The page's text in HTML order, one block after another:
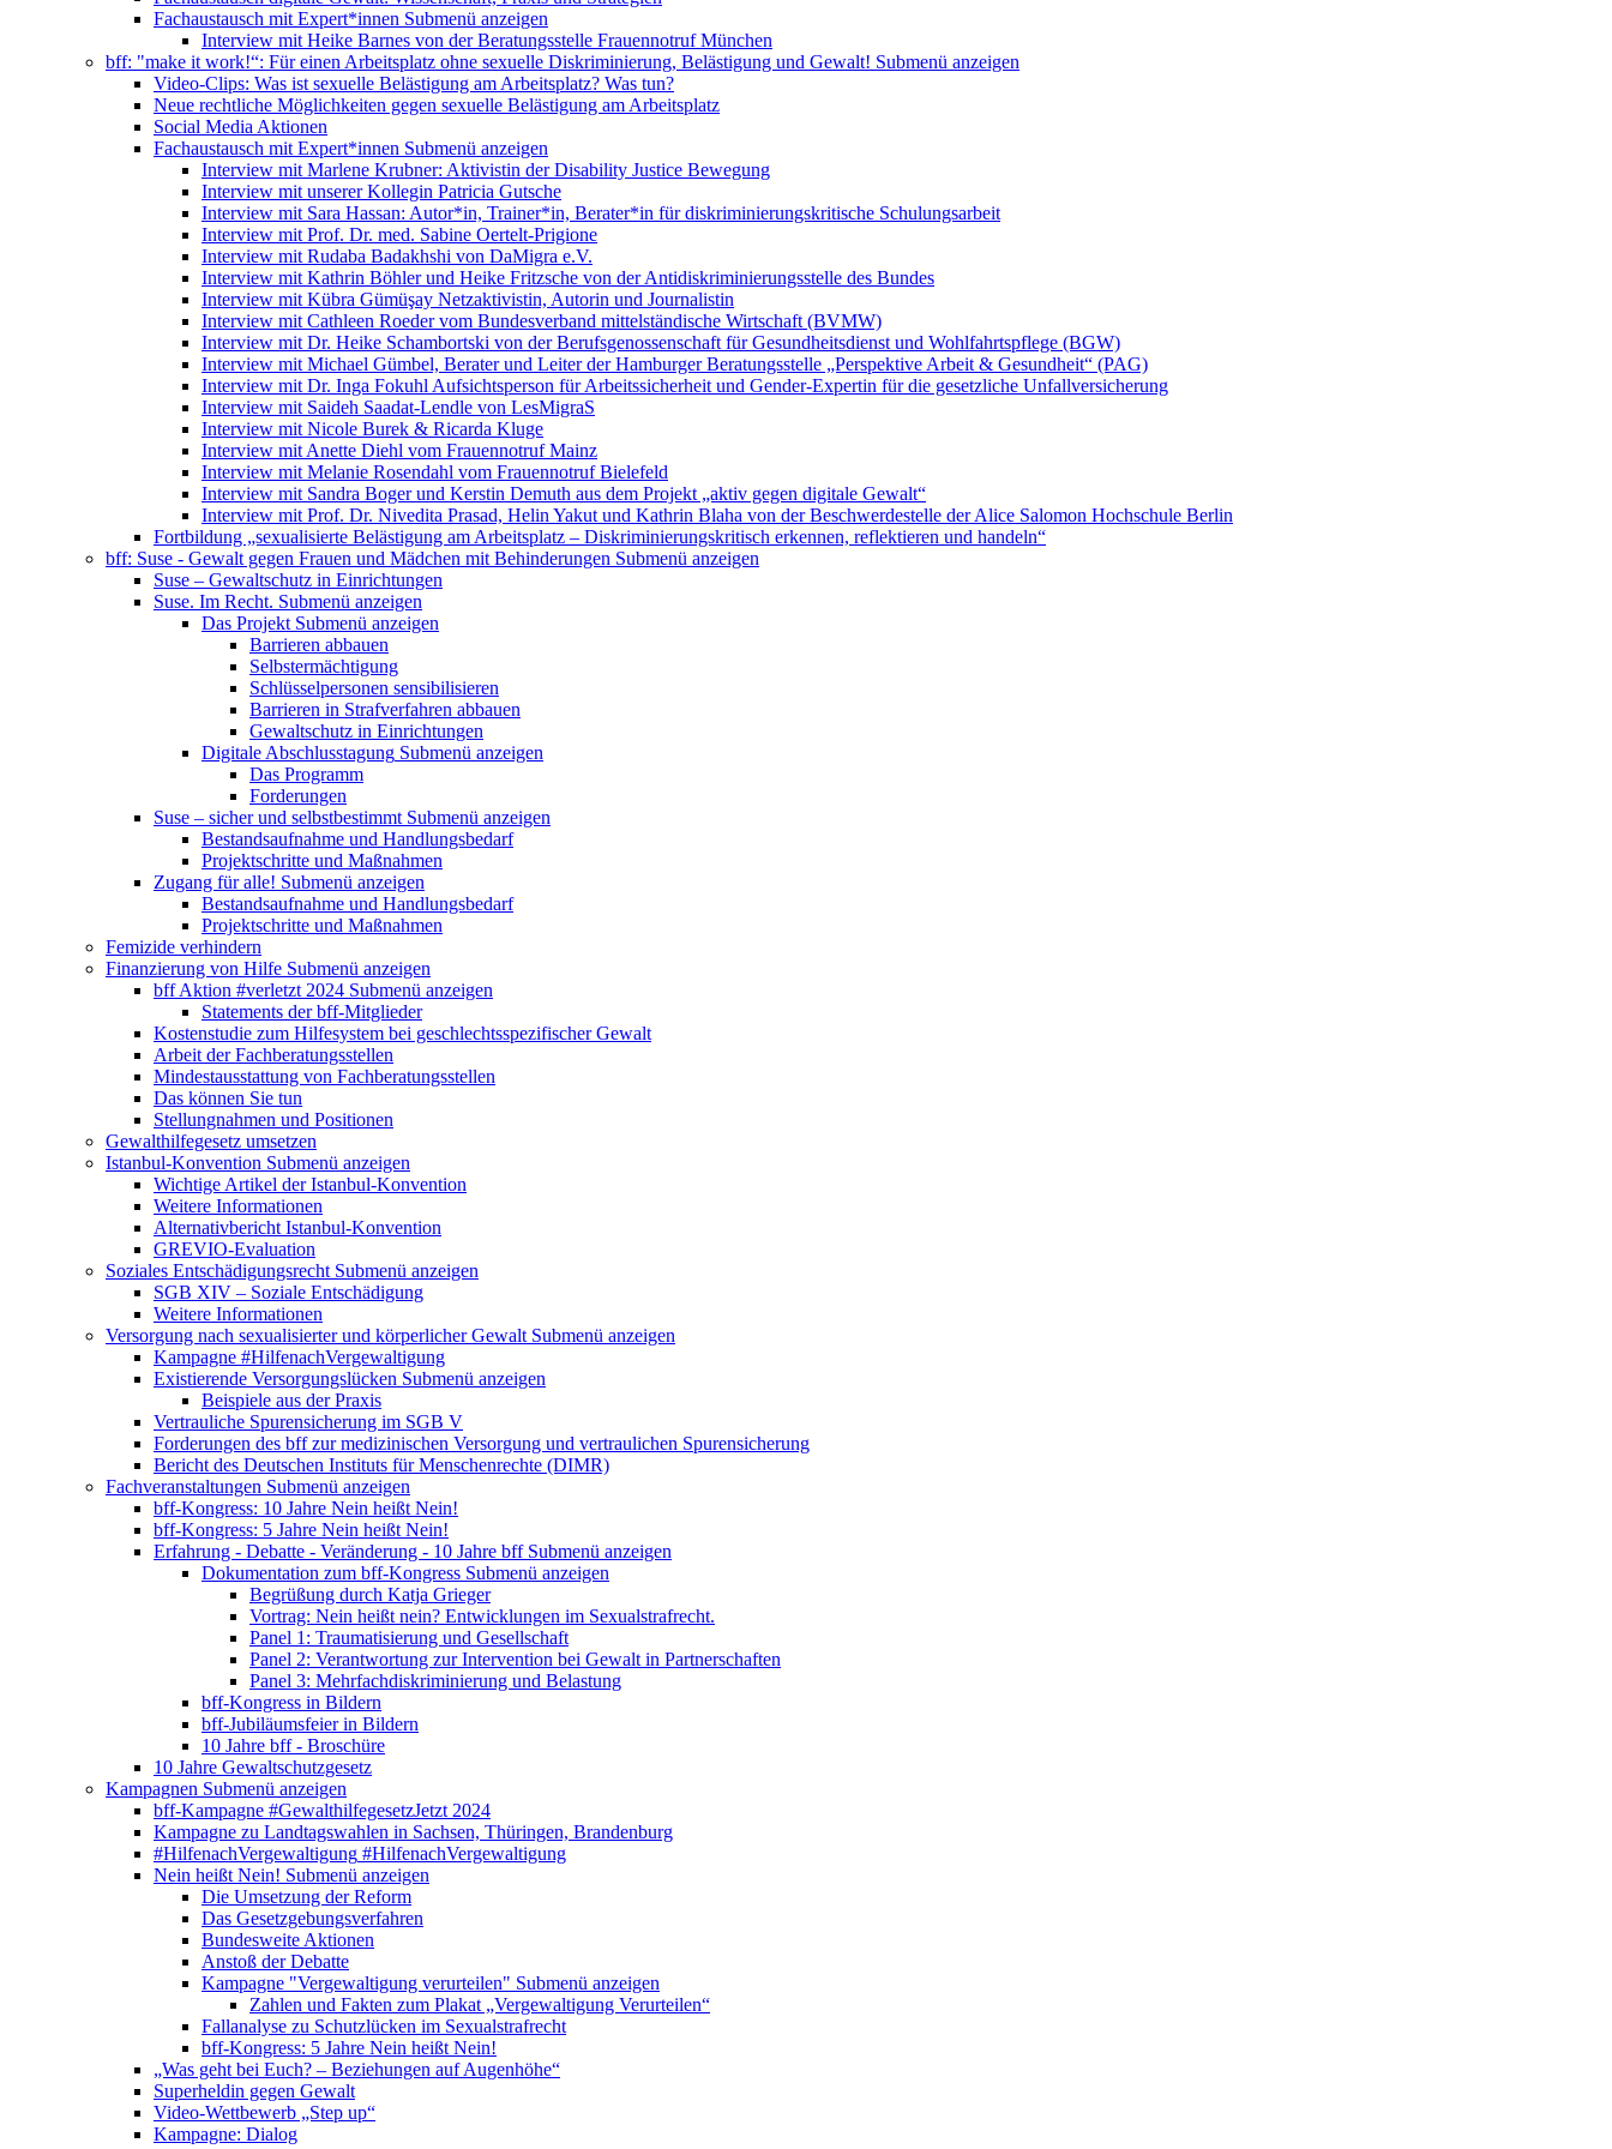
Fachaustausch mit Expert*innen Submenü anzeigen
Interview mit Heike Barnes von der Beratungsstelle Frauennotruf München
bff: "make it work!“: Für einen Arbeitsplatz ohne sexuelle Diskriminierung, Belästigung und Gewalt! Submenü anzeigen
Video-Clips: Was ist sexuelle Belästigung am Arbeitsplatz? Was tun?
Neue rechtliche Möglichkeiten gegen sexuelle Belästigung am Arbeitsplatz
Social Media Aktionen
Fachaustausch mit Expert*innen Submenü anzeigen
Interview mit Marlene Krubner: Aktivistin der Disability Justice Bewegung
Interview mit unserer Kollegin Patricia Gutsche
Interview mit Sara Hassan: Autor*in, Trainer*in, Berater*in für diskriminierungskritische Schulungsarbeit
Interview mit Prof. Dr. med. Sabine Oertelt-Prigione
Interview mit Rudaba Badakhshi von DaMigra e.V.
Interview mit Kathrin Böhler und Heike Fritzsche von der Antidiskriminierungsstelle des Bundes
Interview mit Kübra Gümüşay Netzaktivistin, Autorin und Journalistin
Interview mit Cathleen Roeder vom Bundesverband mittelständische Wirtschaft (BVMW)
Interview mit Dr. Heike Schambortski von der Berufsgenossenschaft für Gesundheitsdienst und Wohlfahrtspflege (BGW)
Interview mit Michael Gümbel, Berater und Leiter der Hamburger Beratungsstelle „Perspektive Arbeit & Gesundheit“ (PAG)
Interview mit Dr. Inga Fokuhl Aufsichtsperson für Arbeitssicherheit und Gender-Expertin für die gesetzliche Unfallversicherung
Interview mit Saideh Saadat-Lendle von LesMigraS
Interview mit Nicole Burek & Ricarda Kluge
Interview mit Anette Diehl vom Frauennotruf Mainz
Interview mit Melanie Rosendahl vom Frauennotruf Bielefeld
Interview mit Sandra Boger und Kerstin Demuth aus dem Projekt „aktiv gegen digitale Gewalt“
Interview mit Prof. Dr. Nivedita Prasad, Helin Yakut und Kathrin Blaha von der Beschwerdestelle der Alice Salomon Hochschule Berlin
Fortbildung „sexualisierte Belästigung am Arbeitsplatz – Diskriminierungskritisch erkennen, reflektieren und handeln“
bff: Suse - Gewalt gegen Frauen und Mädchen mit Behinderungen Submenü anzeigen
Suse – Gewaltschutz in Einrichtungen
Suse. Im Recht. Submenü anzeigen
Das Projekt Submenü anzeigen
Barrieren abbauen
Selbstermächtigung
Schlüsselpersonen sensibilisieren
Barrieren in Strafverfahren abbauen
Gewaltschutz in Einrichtungen
Digitale Abschlusstagung Submenü anzeigen
Das Programm
Forderungen
Suse – sicher und selbstbestimmt Submenü anzeigen
Bestandsaufnahme und Handlungsbedarf
Projektschritte und Maßnahmen
Zugang für alle! Submenü anzeigen
Bestandsaufnahme und Handlungsbedarf
Projektschritte und Maßnahmen
Femizide verhindern
Finanzierung von Hilfe Submenü anzeigen
bff Aktion #verletzt 2024 Submenü anzeigen
Statements der bff-Mitglieder
Kostenstudie zum Hilfesystem bei geschlechtsspezifischer Gewalt
Arbeit der Fachberatungsstellen
Mindestausstattung von Fachberatungsstellen
Das können Sie tun
Stellungnahmen und Positionen
Gewalthilfegesetz umsetzen
Istanbul-Konvention Submenü anzeigen
Wichtige Artikel der Istanbul-Konvention
Weitere Informationen
Alternativbericht Istanbul-Konvention
GREVIO-Evaluation
Soziales Entschädigungsrecht Submenü anzeigen
SGB XIV – Soziale Entschädigung
Weitere Informationen
Versorgung nach sexualisierter und körperlicher Gewalt Submenü anzeigen
Kampagne #HilfenachVergewaltigung
Existierende Versorgungslücken Submenü anzeigen
Beispiele aus der Praxis
Vertrauliche Spurensicherung im SGB V
Forderungen des bff zur medizinischen Versorgung und vertraulichen Spurensicherung
Bericht des Deutschen Instituts für Menschenrechte (DIMR)
Fachveranstaltungen Submenü anzeigen
bff-Kongress: 10 Jahre Nein heißt Nein!
bff-Kongress: 5 Jahre Nein heißt Nein!
Erfahrung - Debatte - Veränderung - 10 Jahre bff Submenü anzeigen
Dokumentation zum bff-Kongress Submenü anzeigen
Begrüßung durch Katja Grieger
Vortrag: Nein heißt nein? Entwicklungen im Sexualstrafrecht.
Panel 1: Traumatisierung und Gesellschaft
Panel 2: Verantwortung zur Intervention bei Gewalt in Partnerschaften
Panel 3: Mehrfachdiskriminierung und Belastung
bff-Kongress in Bildern
bff-Jubiläumsfeier in Bildern
10 Jahre bff - Broschüre
10 Jahre Gewaltschutzgesetz
Kampagnen Submenü anzeigen
bff-Kampagne #GewalthilfegesetzJetzt 2024
Kampagne zu Landtagswahlen in Sachsen, Thüringen, Brandenburg
#HilfenachVergewaltigung #HilfenachVergewaltigung
Nein heißt Nein! Submenü anzeigen
Die Umsetzung der Reform
Das Gesetzgebungsverfahren
Bundesweite Aktionen
Anstoß der Debatte
Kampagne "Vergewaltigung verurteilen" Submenü anzeigen
Zahlen und Fakten zum Plakat „Vergewaltigung Verurteilen“
Fallanalyse zu Schutzlücken im Sexualstrafrecht
bff-Kongress: 5 Jahre Nein heißt Nein!
„Was geht bei Euch? – Beziehungen auf Augenhöhe“
Superheldin gegen Gewalt
Video-Wettbewerb „Step up“
Kampagne: Dialog